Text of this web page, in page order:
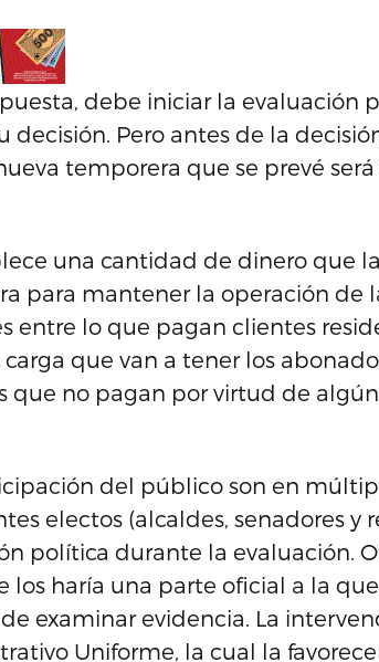
debe iniciar la evaluación
decisión. Pero antes de la
temporera que se prevé
una cantidad de dinero que
para mantener la operación de
entre lo que pagan clientes
que van a tener los
que no pagan por virtud de
del público son en
electos (alcaldes, senadores y
política durante la evaluación.
los haría una parte oficial a la
examinar evidencia. La
Uniforme, la cual la